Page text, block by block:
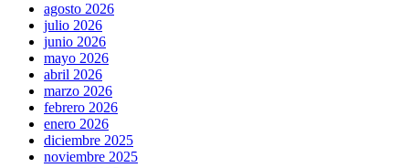
agosto 2026
julio 2026
junio 2026
mayo 2026
abril 2026
marzo 2026
febrero 2026
enero 2026
diciembre 2025
noviembre 2025